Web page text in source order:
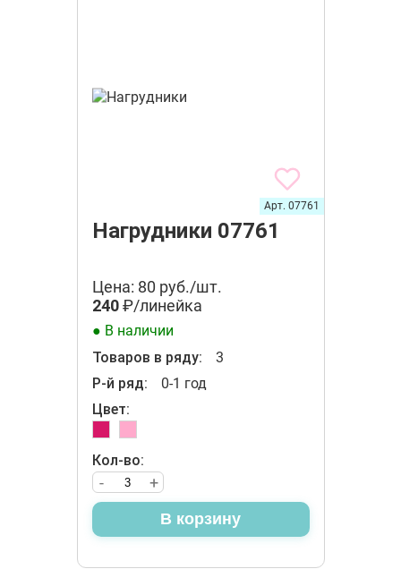
Нагрудники 07761
Арт. 07761
Цена: 80 руб./шт.
240₽/линейка
● В наличии
Товаров в ряду:
3
Р-й ряд:
0-1 год
Цвет:
Кол-во:
+
-
В корзину